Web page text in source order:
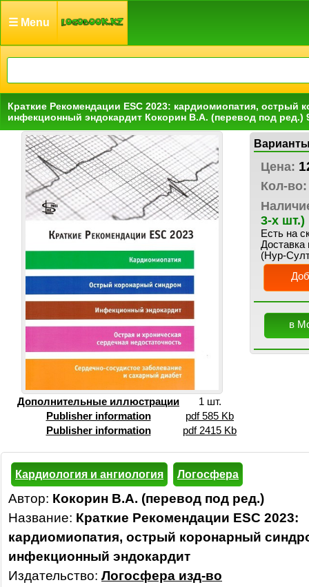
☰ Menu
Краткие Рекомендации ESC 2023: кардиомиопатия, острый
инфекционный эндокардит Кокорин В.А. (перевод под ред.)
Дополнительные иллюстрации
1 шт.
Publisher information
pdf 585 Kb
Publisher information
pdf 2415 Kb
Цена:
Кол-во:
3-х шт.)
Есть на
Доставка
(Нур-
в
Кардиология и ангиология Логосфера
Автор: Кокорин В.А. (перевод под ред.)
Название: Краткие Рекомендации ESC 2023:
кардиомиопатия, острый коронарный
инфекционный эндокардит
Издательство: Логосфера изд-во